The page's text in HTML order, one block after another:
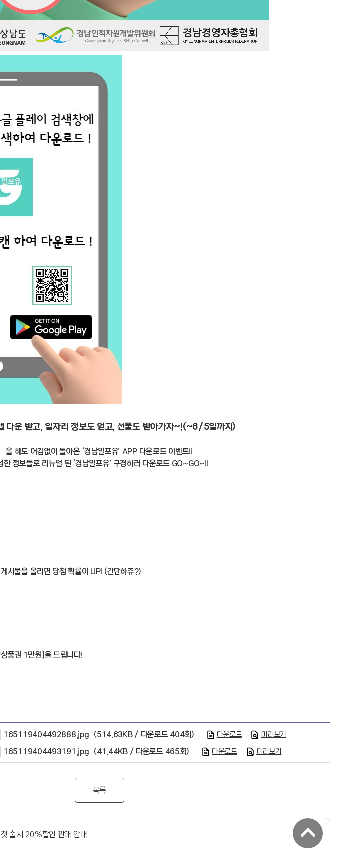
다운 받고, 일자리 정보도 얻고, 선물도 받아가자~!(~6/5일까지)
올 해도 어김없이 돌아온 ‘경남일포유’ APP 다운로드 이벤트!!
한 정보들로 리뉴얼 된 ‘경남일포유’ 구경하러 다운로드 GO~GO~!!
시물을 올리면 당첨 확률이 UP! (간단하쥬?)
품권 1만원]을 드립니다!
165119404492888.jpg (514.63KB / 다운로드 404회) 다운로드 미리보기
165119404493191.jpg (41.44KB / 다운로드 465회) 다운로드 미리보기
목록
출시 20%할인 판매 안내